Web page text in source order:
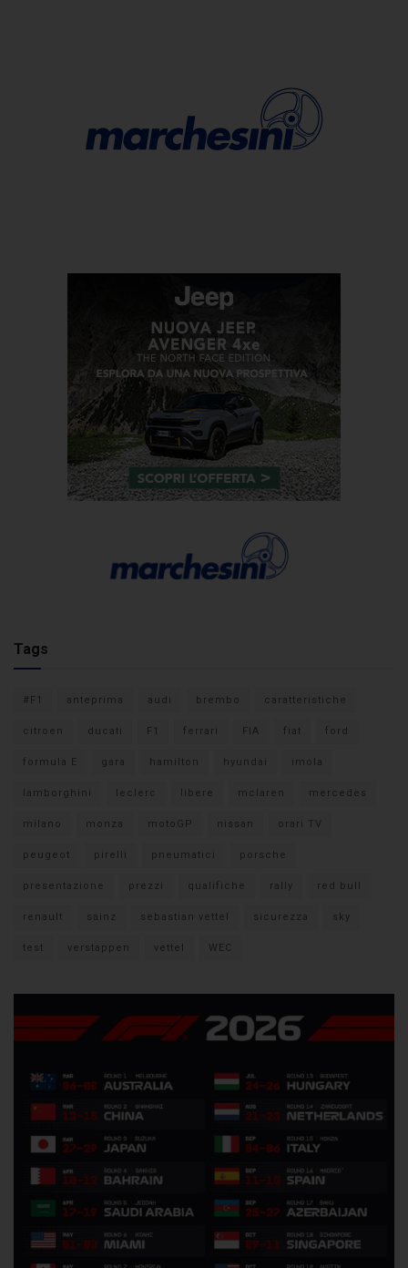
Tags
#F1 anteprima audi brembo caratteristiche
citroen ducati F1 ferrari FIA fiat ford
formula E gara hamilton hyundai imola
lamborghini leclerc libere mclaren mercedes
milano monza motoGP nissan orari TV
peugeot pirelli pneumatici porsche
presentazione prezzi qualifiche rally red bull
renault sainz sebastian vettel sicurezza sky
test verstappen vettel WEC